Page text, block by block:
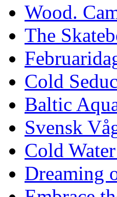
Wood.
The
Cold
Baltic
Svensk
Cold
Dreaming